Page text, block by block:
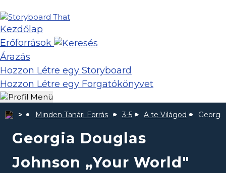
Kezdőlap
Erőforrások
Árazás
Hozzon Létre egy Storyboard
Hozzon Létre egy Forgatókönyvet
Minden Tanári Forrás 3-5 A te Világod
Georgia Douglas
Johnson „Your World"